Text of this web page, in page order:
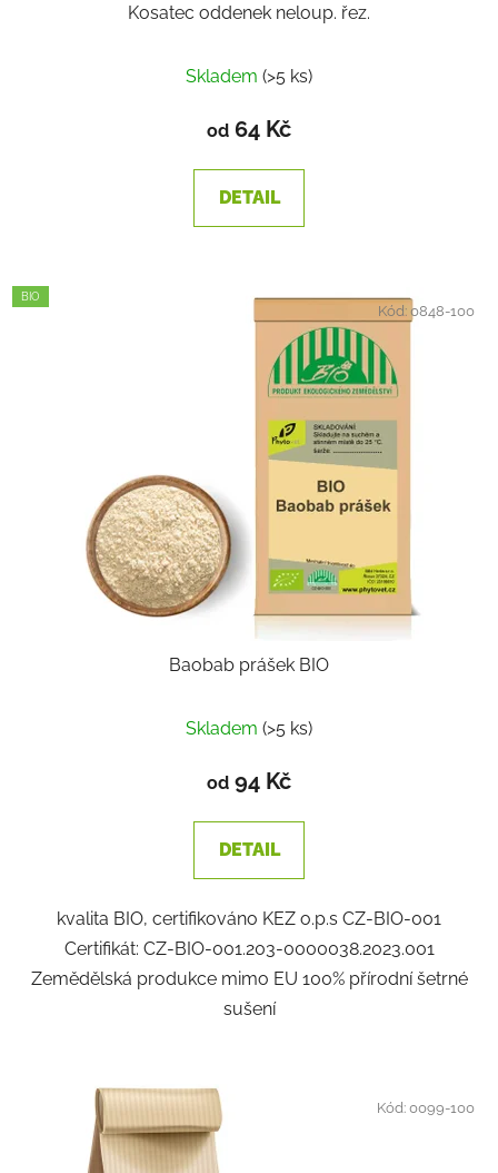
Kosatec oddenek neloup. řez.
Skladem (>5 ks)
od 64 Kč
DETAIL
BIO
Baobab prášek BIO
Skladem (>5 ks)
od 94 Kč
DETAIL
kvalita BIO, certifikováno KEZ o.p.s CZ-BIO-001
Certifikát: CZ-BIO-001.203-0000038.2023.001
Zemědělská produkce mimo EU 100% přírodní šetrné
sušení
Kód:0848-100
Kód:0099-100